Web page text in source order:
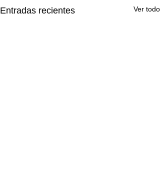
Entradas recientes Ver todo